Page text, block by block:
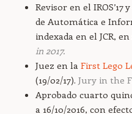
Revisor en el
de Automática e
indexada en el JCR, en
in 2017.
Juez en la First Lego
(19/02/17). Jury in the
Aprobado cuarto
a 16/10/2016, con